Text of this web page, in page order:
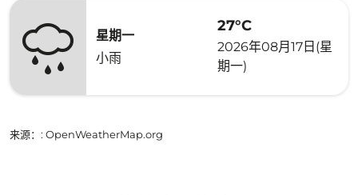
星期一
小雨
27°C
2026年08月17日(星
期一)
来源： : OpenWeatherMap.org